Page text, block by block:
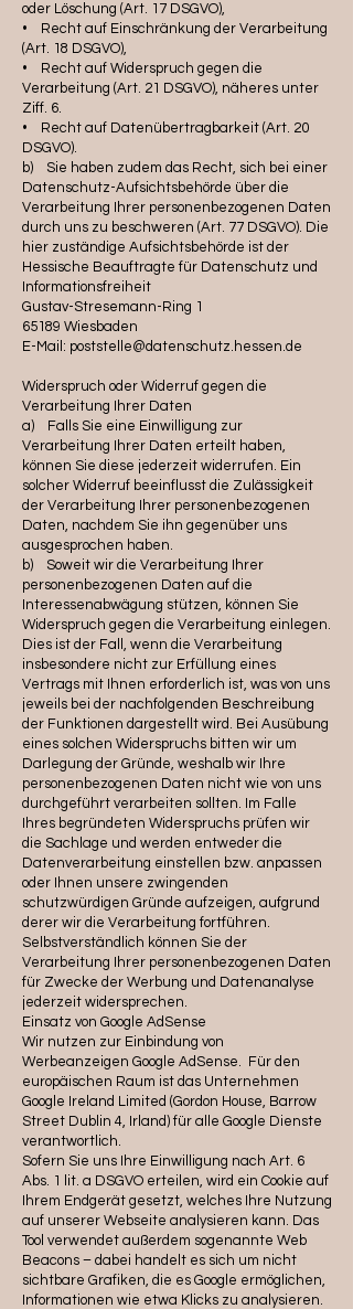
oder Löschung (Art. 17 DSGVO),
• Recht auf Einschränkung der Verarbeitung
(Art. 18 DSGVO),
• Recht auf Widerspruch gegen die
Verarbeitung (Art. 21 DSGVO), näheres unter
Ziff. 6.
• Recht auf Datenübertragbarkeit (Art. 20
DSGVO).
b) Sie haben zudem das Recht, sich bei einer
Datenschutz-Aufsichtsbehörde über die
Verarbeitung Ihrer personenbezogenen Daten
durch uns zu beschweren (Art. 77 DSGVO). Die
hier zuständige Aufsichtsbehörde ist der
Hessische Beauftragte für Datenschutz und
Informationsfreiheit
Gustav-Stresemann-Ring 1
65189 Wiesbaden
E-Mail: poststelle@datenschutz.hessen.de
Widerspruch oder Widerruf gegen die
Verarbeitung Ihrer Daten
a) Falls Sie eine Einwilligung zur
Verarbeitung Ihrer Daten erteilt haben,
können Sie diese jederzeit widerrufen. Ein
solcher Widerruf beeinflusst die Zulässigkeit
der Verarbeitung Ihrer personenbezogenen
Daten, nachdem Sie ihn gegenüber uns
ausgesprochen haben.
b) Soweit wir die Verarbeitung Ihrer
personenbezogenen Daten auf die
Interessenabwägung stützen, können Sie
Widerspruch gegen die Verarbeitung einlegen.
Dies ist der Fall, wenn die Verarbeitung
insbesondere nicht zur Erfüllung eines
Vertrags mit Ihnen erforderlich ist, was von uns
jeweils bei der nachfolgenden Beschreibung
der Funktionen dargestellt wird. Bei Ausübung
eines solchen Widerspruchs bitten wir um
Darlegung der Gründe, weshalb wir Ihre
personenbezogenen Daten nicht wie von uns
durchgeführt verarbeiten sollten. Im Falle
Ihres begründeten Widerspruchs prüfen wir
die Sachlage und werden entweder die
Datenverarbeitung einstellen bzw. anpassen
oder Ihnen unsere zwingenden
schutzwürdigen Gründe aufzeigen, aufgrund
derer wir die Verarbeitung fortführen.
Selbstverständlich können Sie der
Verarbeitung Ihrer personenbezogenen Daten
für Zwecke der Werbung und Datenanalyse
jederzeit widersprechen.
Einsatz von Google AdSense
Wir nutzen zur Einbindung von
Werbeanzeigen Google AdSense. Für den
europäischen Raum ist das Unternehmen
Google Ireland Limited (Gordon House, Barrow
Street Dublin 4, Irland) für alle Google Dienste
verantwortlich.
Sofern Sie uns Ihre Einwilligung nach Art. 6
Abs. 1 lit. a DSGVO erteilen, wird ein Cookie auf
Ihrem Endgerät gesetzt, welches Ihre Nutzung
auf unserer Webseite analysieren kann. Das
Tool verwendet außerdem sogenannte Web
Beacons – dabei handelt es sich um nicht
sichtbare Grafiken, die es Google ermöglichen,
Informationen wie etwa Klicks zu analysieren.